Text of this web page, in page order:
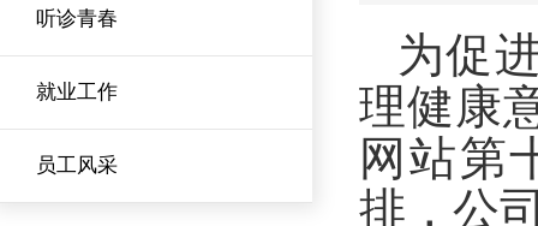
听诊青春
就业工作
员工风采
为促
理健康
网站第
排，公